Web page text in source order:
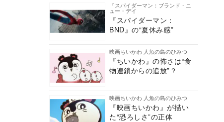
『スパイダーマン：ブランド・ニ
ュー・デイ
『スパイダーマン：
BND』の“夏休み感”
映画ちいかわ 人魚の島のひみつ
『ちいかわ』の怖さは“食
物連鎖からの追放”？
映画ちいかわ 人魚の島のひみつ
『映画ちいかわ』が描い
た“恐ろしさ”の正体